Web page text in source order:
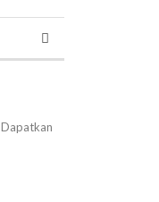
Dapatkan